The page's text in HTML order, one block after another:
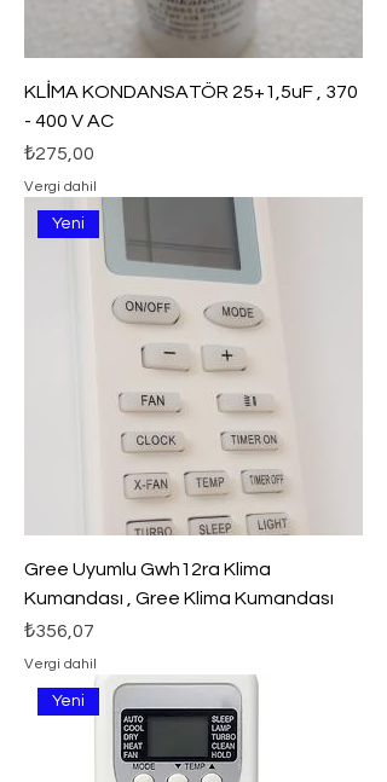
KLİMA KONDANSATÖR 25+1,5uF , 370
- 400 V AC
Fiyat
₺275,00
Vergi dahil
Yeni
Gree Uyumlu Gwh12ra Klima
Kumandası , Gree Klima Kumandası
Fiyat
₺356,07
Vergi dahil
Yeni